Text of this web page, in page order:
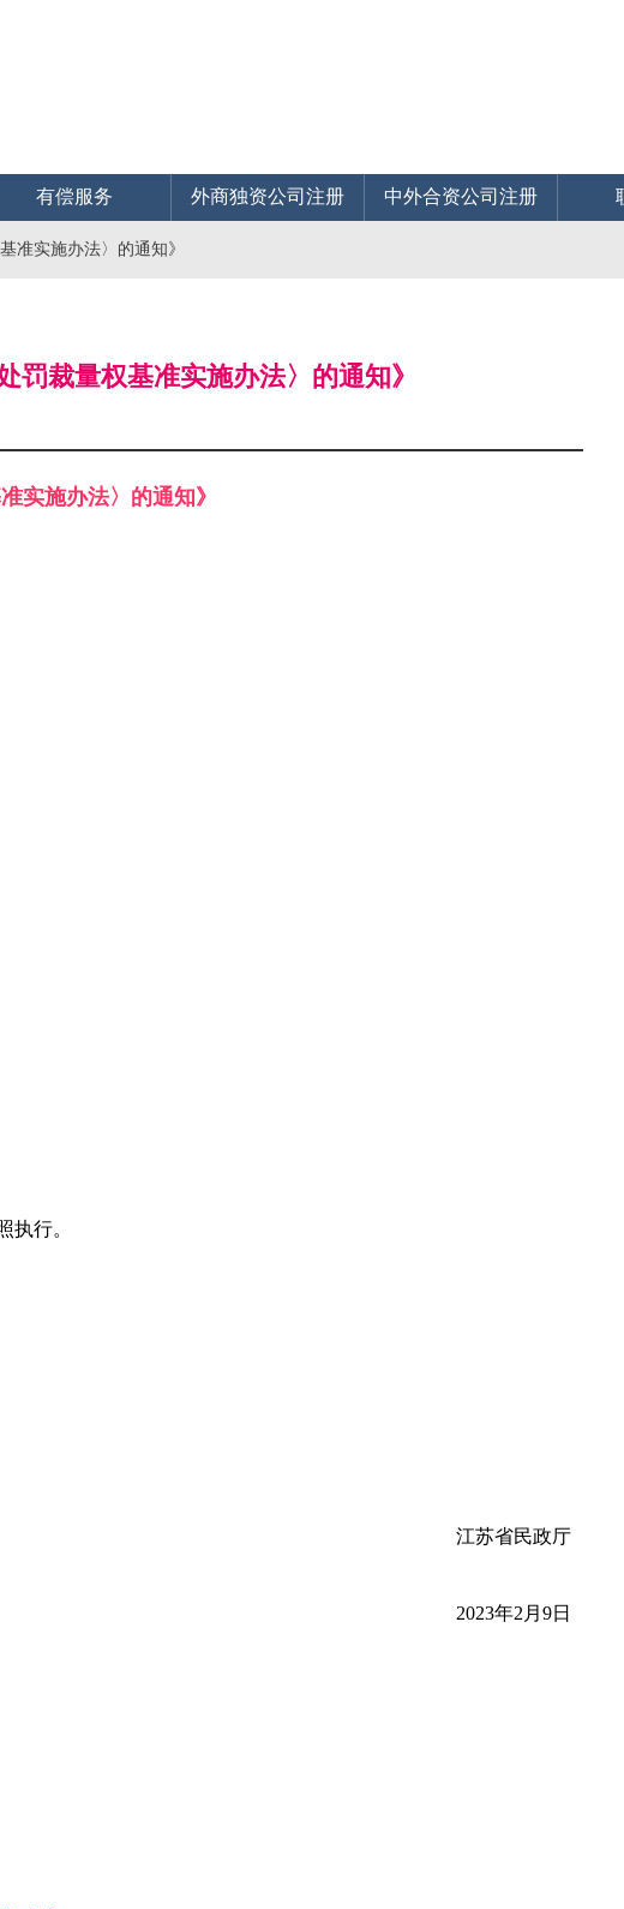
有偿服务 外商独资公司注册 中外合资公司注册
准实施办法〉的通知》
罚裁量权基准实施办法〉的通知》
实施办法〉的通知》
执行。
江苏省民政厅
2023年2月9日